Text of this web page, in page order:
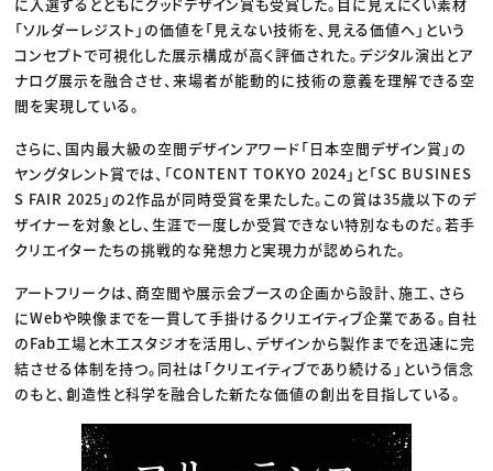
「ソルダーレジスト」の価値を「見えない技術を、見える価値へ」という
コンセプトで可視化した展示構成が高く評価された。デジタル演出とア
ナログ展示を融合させ、来場者が能動的に技術の意義を理解できる空
間を実現している。
さらに、国内最大級の空間デザインアワード「日本空間デザイン賞」の
ヤングタレント賞では、「CONTENT TOKYO 2024」と「SC BUSINES
S FAIR 2025」の2作品が同時受賞を果たした。この賞は35歳以下のデ
ザイナーを対象とし、生涯で一度しか受賞できない特別なものだ。若手
クリエイターたちの挑戦的な発想力と実現力が認められた。
アートフリークは、商空間や展示会ブースの企画から設計、施工、さら
にWebや映像までを一貫して手掛けるクリエイティブ企業である。自社
のFab工場と木工スタジオを活用し、デザインから製作までを迅速に完
結させる体制を持つ。同社は「クリエイティブであり続ける」という信念
のもと、創造性と科学を融合した新たな価値の創出を目指している。